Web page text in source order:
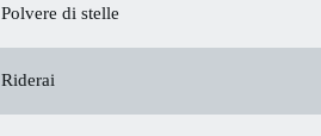
Polvere di stelle
Riderai